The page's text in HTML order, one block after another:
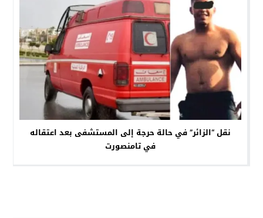
نقل “الزائر” في حالة حرجة إلى المستشفى بعد اعتقاله
في تامنصورت